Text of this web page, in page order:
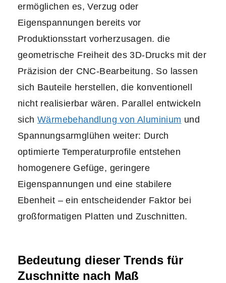
ermöglichen es, Verzug oder
Eigenspannungen bereits vor
Produktionsstart vorherzusagen. die
geometrische Freiheit des 3D-Drucks mit der
Präzision der CNC-Bearbeitung. So lassen
sich Bauteile herstellen, die konventionell
nicht realisierbar wären. Parallel entwickeln
sich Wärmebehandlung von Aluminium und
Spannungsarmglühen weiter: Durch
optimierte Temperaturprofile entstehen
homogenere Gefüge, geringere
Eigenspannungen und eine stabilere
Ebenheit – ein entscheidender Faktor bei
großformatigen Platten und Zuschnitten.
Bedeutung dieser Trends für
Zuschnitte nach Maß